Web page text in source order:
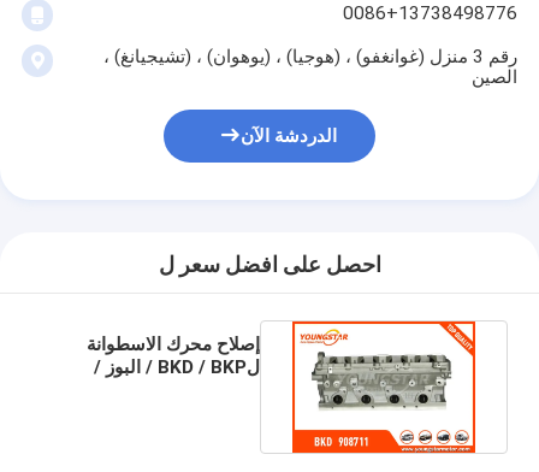
0086+13738498776
رقم 3 منزل (غوانغفو) ، (هوجيا) ، (يوهوان) ، (تشيجيانغ) ،
الصين
الدردشة الآن
احصل على افضل سعر ل
إصلاح محرك الاسطوانة
لBKD / BKP / البوز /